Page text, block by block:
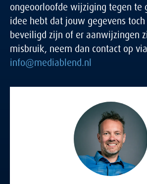
ongeoorloofde wijziging tegen te
idee hebt dat jouw gegevens
beveiligd zijn of er aanwijzingen
misbruik, neem dan contact op via
info@mediablend.nl